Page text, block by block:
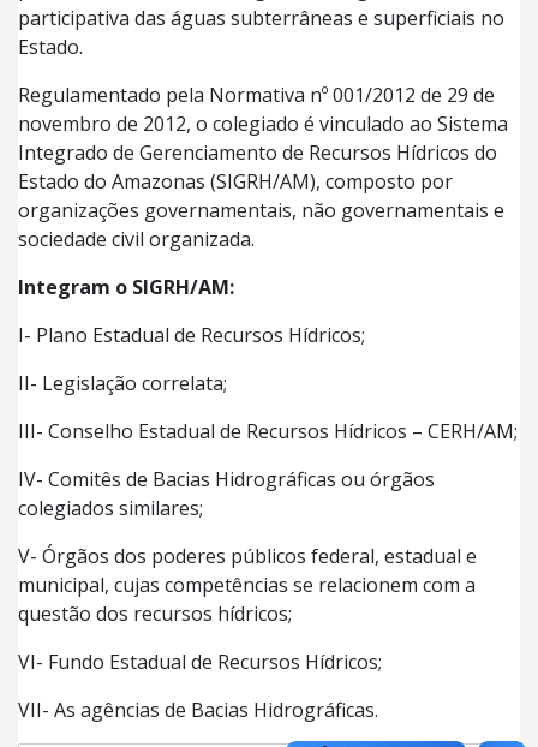
participativa das águas subterrâneas e superficiais no
Estado.
Regulamentado pela Normativa nº 001/2012 de 29 de
novembro de 2012, o colegiado é vinculado ao Sistema
Integrado de Gerenciamento de Recursos Hídricos do
Estado do Amazonas (SIGRH/AM), composto por
organizações governamentais, não governamentais e
sociedade civil organizada.
Integram o SIGRH/AM:
I- Plano Estadual de Recursos Hídricos;
II- Legislação correlata;
III- Conselho Estadual de Recursos Hídricos – CERH/AM;
IV- Comitês de Bacias Hidrográficas ou órgãos
colegiados similares;
V- Órgãos dos poderes públicos federal, estadual e
municipal, cujas competências se relacionem com a
questão dos recursos hídricos;
VI- Fundo Estadual de Recursos Hídricos;
VII- As agências de Bacias Hidrográficas.